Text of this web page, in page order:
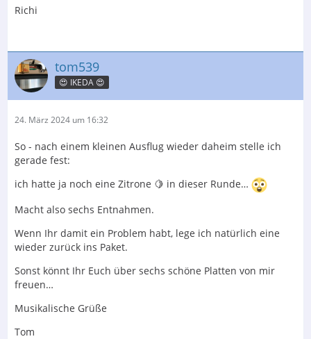
Richi
tom539
😍 IKEDA 😍
24. März 2024 um 16:32
So - nach einem kleinen Ausflug wieder daheim stelle ich
gerade fest:
ich hatte ja noch eine Zitrone 🍋 in dieser Runde…
Macht also sechs Entnahmen.
Wenn Ihr damit ein Problem habt, lege ich natürlich eine
wieder zurück ins Paket.
Sonst könnt Ihr Euch über sechs schöne Platten von mir
freuen…
Musikalische Grüße
Tom